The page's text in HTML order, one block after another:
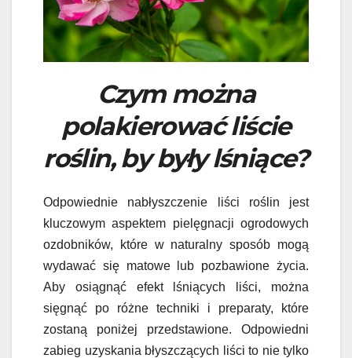
Czym można
polakierować liście
roślin, by były lśniące?
Odpowiednie nabłyszczenie liści roślin jest
kluczowym aspektem pielęgnacji ogrodowych
ozdobników, które w naturalny sposób mogą
wydawać się matowe lub pozbawione życia.
Aby osiągnąć efekt lśniących liści, można
sięgnąć po różne techniki i preparaty, które
zostaną poniżej przedstawione. Odpowiedni
zabieg uzyskania błyszczących liści to nie tylko